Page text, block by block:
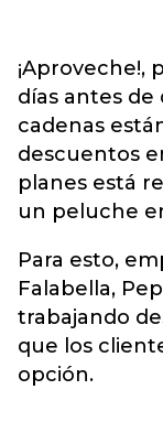
¡Aproveche!,
días antes
cadenas
descuentos
planes está
un peluche
Para esto,
Falabella,
trabajando
que los
opción.